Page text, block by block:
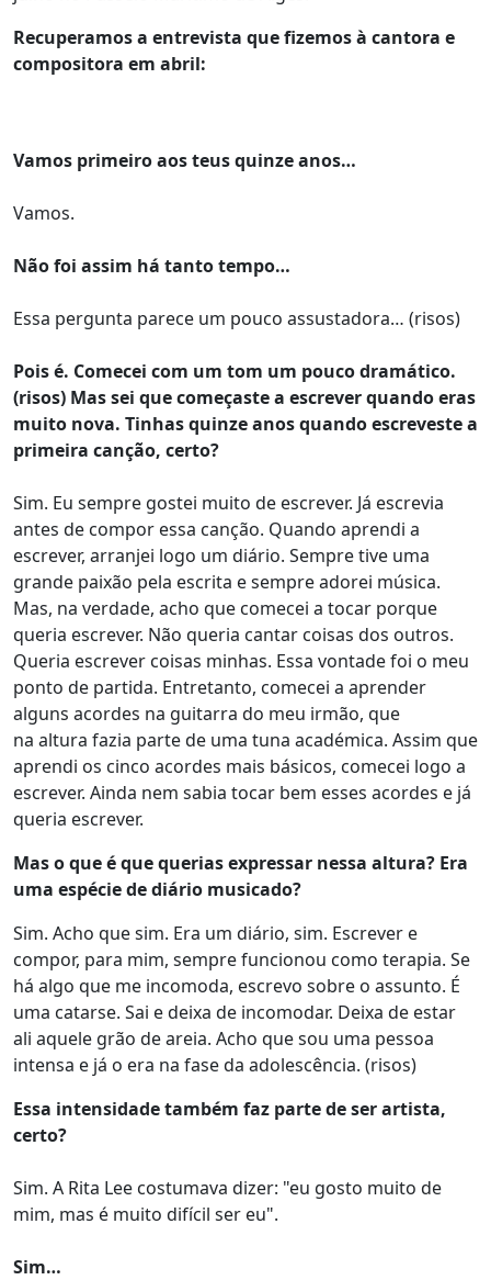
Recuperamos a entrevista que fizemos à cantora e
compositora em abril:
Vamos primeiro aos teus quinze anos…
Vamos.
Não foi assim há tanto tempo…
Essa pergunta parece um pouco assustadora… (risos)
Pois é. Comecei com um tom um pouco dramático.
(risos) Mas sei que começaste a escrever quando eras
muito nova. Tinhas quinze anos quando escreveste a
primeira canção, certo?
Sim. Eu sempre gostei muito de escrever. Já escrevia
antes de compor essa canção. Quando aprendi a
escrever, arranjei logo um diário. Sempre tive uma
grande paixão pela escrita e sempre adorei música.
Mas, na verdade, acho que comecei a tocar porque
queria escrever. Não queria cantar coisas dos outros.
Queria escrever coisas minhas. Essa vontade foi o meu
ponto de partida. Entretanto, comecei a aprender
alguns acordes na guitarra do meu irmão, que
na altura fazia parte de uma tuna académica. Assim que
aprendi os cinco acordes mais básicos, comecei logo a
escrever. Ainda nem sabia tocar bem esses acordes e já
queria escrever.
Mas o que é que querias expressar nessa altura? Era
uma espécie de diário musicado?
Sim. Acho que sim. Era um diário, sim. Escrever e
compor, para mim, sempre funcionou como terapia. Se
há algo que me incomoda, escrevo sobre o assunto. É
uma catarse. Sai e deixa de incomodar. Deixa de estar
ali aquele grão de areia. Acho que sou uma pessoa
intensa e já o era na fase da adolescência. (risos)
Essa intensidade também faz parte de ser artista,
certo?
Sim. A Rita Lee costumava dizer: "eu gosto muito de
mim, mas é muito difícil ser eu".
Sim…